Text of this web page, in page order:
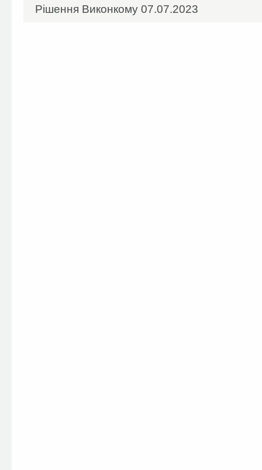
Рішення Виконкому 07.07.2023